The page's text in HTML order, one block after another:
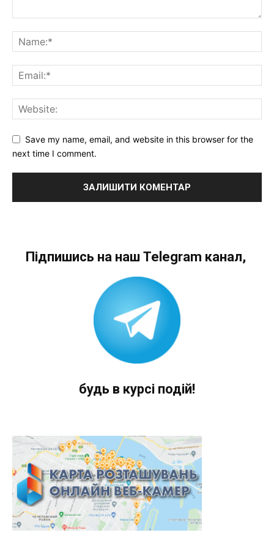
Save my name, email, and website in this browser for the
next time I comment.
Підпишись на наш Telegram канал,
будь в курсі подій!